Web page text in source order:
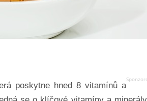
poskytne hned 8 vitamínů a